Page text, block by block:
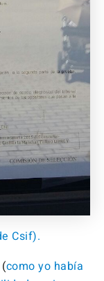
Csif).
como yo había